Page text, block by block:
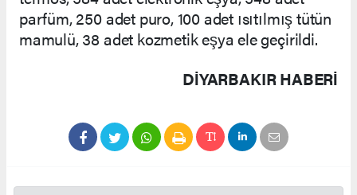
parfüm, 250 adet puro, 100 adet ısıtılmış tütün
mamulü, 38 adet kozmetik eşya ele geçirildi.
DIYARBAKIR HABERİ